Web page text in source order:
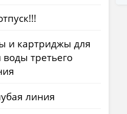
и картриджы для
воды третьего
линия